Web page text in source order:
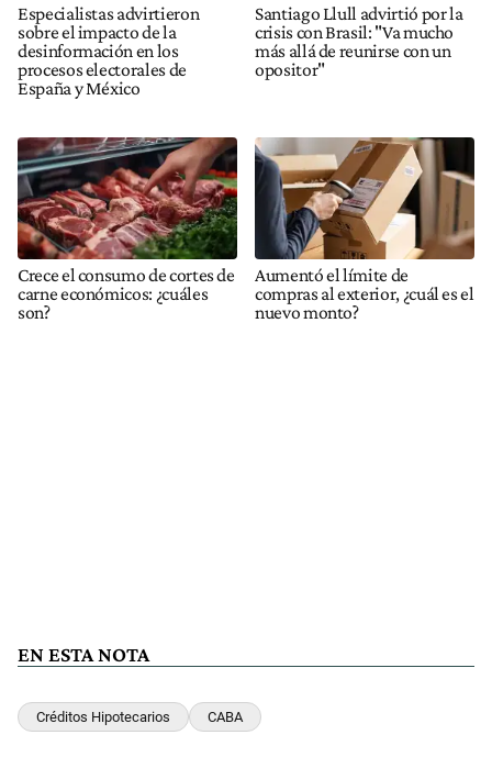
Especialistas advirtieron
sobre el impacto de la
desinformación en los
procesos electorales de
España y México
Santiago Llull advirtió por la
crisis con Brasil: "Va mucho
más allá de reunirse con un
opositor"
Crece el consumo de cortes de
carne económicos: ¿cuáles
son?
Aumentó el límite de
compras al exterior, ¿cuál es el
nuevo monto?
EN ESTA NOTA
Créditos Hipotecarios CABA